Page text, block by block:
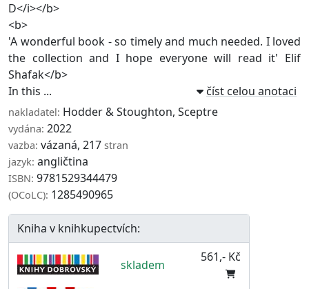
D</i></b>
<b>
'A wonderful book - so timely and much needed. I loved
the collection and I hope everyone will read it' Elif
Shafak</b>
In this ...
číst celou anotaci
nakladatel: Hodder & Stoughton, Sceptre
vydána: 2022
vazba: vázaná, 217 stran
jazyk: angličtina
ISBN: 9781529344479
(OCoLC): 1285490965
Kniha v knihkupectvích:
skladem
561,- Kč